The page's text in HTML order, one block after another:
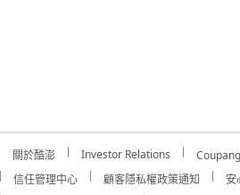
關於酷澎 Investor Relations
信任管理中心
顧客隱私權政策通知 安